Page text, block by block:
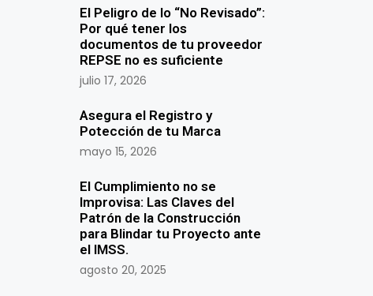
El Peligro de lo “No Revisado”:
Por qué tener los
documentos de tu proveedor
REPSE no es suficiente
julio 17, 2026
Asegura el Registro y
Potección de tu Marca
mayo 15, 2026
El Cumplimiento no se
Improvisa: Las Claves del
Patrón de la Construcción
para Blindar tu Proyecto ante
el IMSS.
agosto 20, 2025